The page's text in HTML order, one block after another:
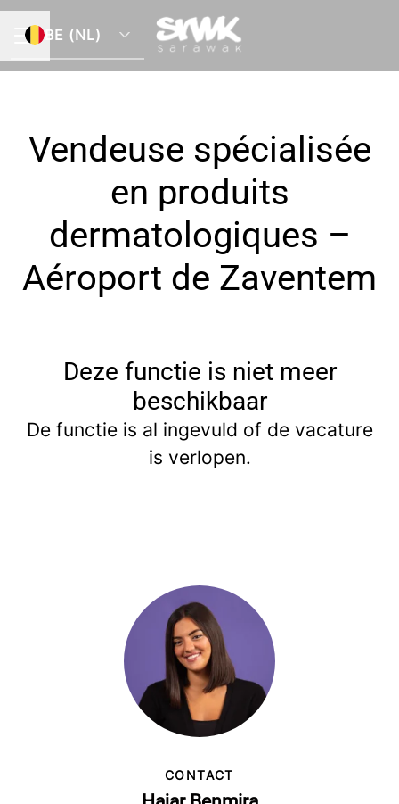
CARRIÈREMENU
BE (NL)
Vendeuse spécialisée
en produits
dermatologiques –
Aéroport de Zaventem
Deze functie is niet meer
beschikbaar
De functie is al ingevuld of de vacature
is verlopen.
CONTACT